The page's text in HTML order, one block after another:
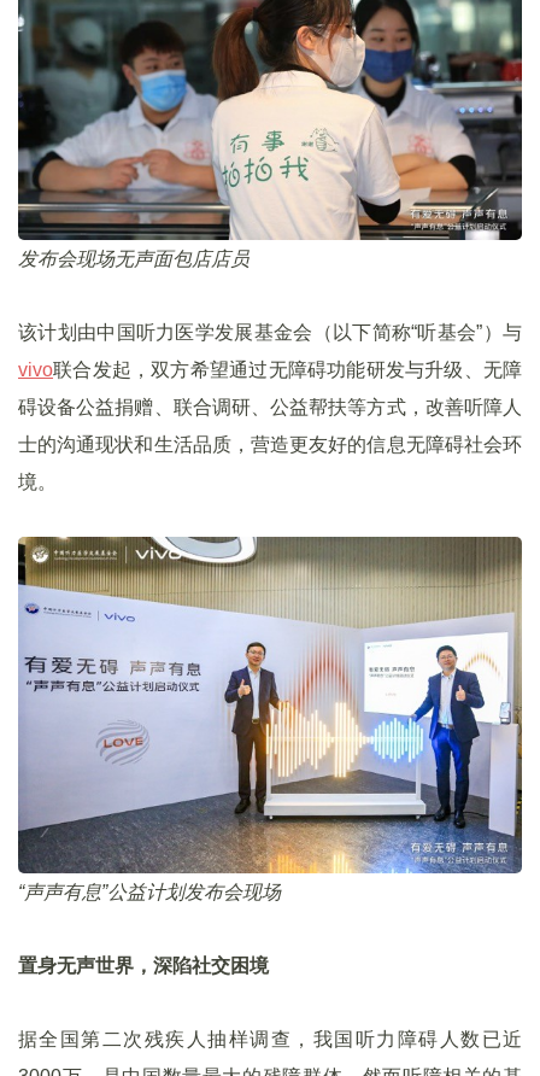
发布会现场无声面包店店员
该计划由中国听力医学发展基金会（以下简称“听基会”）与
vivo联合发起，双方希望通过无障碍功能研发与升级、无障
碍设备公益捐赠、联合调研、公益帮扶等方式，改善听障人
士的沟通现状和生活品质，营造更友好的信息无障碍社会环
境。
“声声有息”公益计划发布会现场
置身无声世界，深陷社交困境
据全国第二次残疾人抽样调查，我国听力障碍人数已近